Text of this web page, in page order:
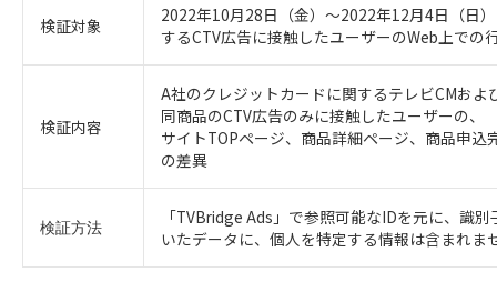
検証対象
2022年10月28日（金）〜2022年12月4日（日
するCTV広告に接触したユーザーのWeb上での
検証内容
A社のクレジットカードに関するテレビCMおよ
同商品のCTV広告のみに接触したユーザーの、
サイトTOPページ、商品詳細ページ、商品申
の差異
検証方法
「TVBridge Ads」で参照可能なIDを元に、識
いたデータに、個人を特定する情報は含まれま